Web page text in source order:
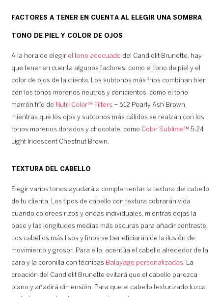
FACTORES A TENER EN CUENTA AL ELEGIR UNA SOMBRA
TONO DE PIEL Y COLOR DE OJOS
A la hora de elegir el tono adecuado del Candlelit Brunette, hay
que tener en cuenta algunos factores, como el tono de piel y el
color de ojos de la clienta. Los subtonos más fríos combinan bien
con los tonos morenos neutros y cenicientos, como el tono
marrón frío de Nutri Color™ Filters – 512 Pearly Ash Brown,
mientras que los ojos y subtonos más cálidos se realzan con los
tonos morenos dorados y chocolate, como Color Sublime™ 5.24
Light Iridescent Chestnut Brown.
TEXTURA DEL CABELLO
Elegir varios tonos ayudará a complementar la textura del cabello
de tu clienta. Los tipos de cabello con textura cobrarán vida
cuando colorees rizos y ondas individuales, mientras dejas la
base y las longitudes medias más oscuras para añadir contraste.
Los cabellos más lisos y finos se beneficiarán de la ilusión de
movimiento y grosor. Para ello, acentúa el cabello alrededor de la
cara y la coronilla con técnicas Balayage personalizadas. La
creación del Candlelit Brunette evitará que el cabello parezca
plano y añadirá dimensión. Para que el cabello texturizado luzca